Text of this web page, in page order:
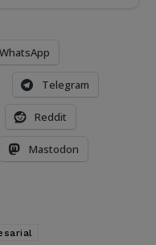
WhatsApp
Telegram
Reddit
Mastodon